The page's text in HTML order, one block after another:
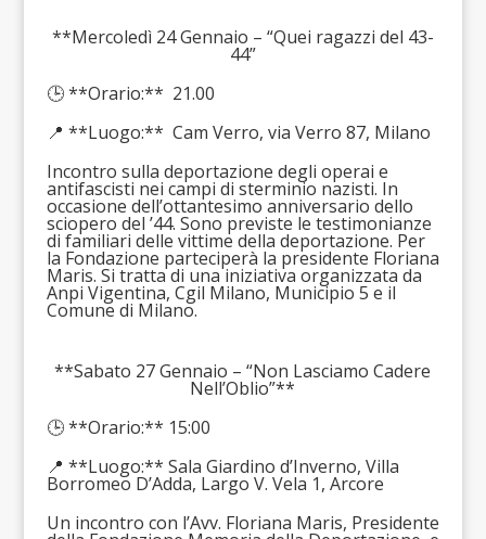
**Mercoledì 24 Gennaio – “Quei ragazzi del 43-
44”
🕒 **Orario:** 21.00
📍 **Luogo:** Cam Verro, via Verro 87, Milano
Incontro sulla deportazione degli operai e
antifascisti nei campi di sterminio nazisti. In
occasione dell’ottantesimo anniversario dello
sciopero del ’44. Sono previste le testimonianze
di familiari delle vittime della deportazione. Per
la Fondazione parteciperà la presidente Floriana
Maris. Si tratta di una iniziativa organizzata da
Anpi Vigentina, Cgil Milano, Municipio 5 e il
Comune di Milano.
**Sabato 27 Gennaio – “Non Lasciamo Cadere
Nell’Oblio”**
🕒 **Orario:** 15:00
📍 **Luogo:** Sala Giardino d’Inverno, Villa
Borromeo D’Adda, Largo V. Vela 1, Arcore
Un incontro con l’Avv. Floriana Maris, Presidente